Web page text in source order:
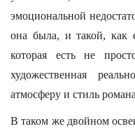
эмоциональной
она была, и такой,
которая есть не
художественная
атмосферу и стиль
В таком же двойном